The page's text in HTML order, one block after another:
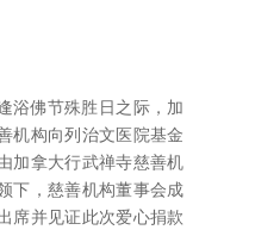
浴佛节殊胜日之际，加
机构向列治文医院基金
加拿大行武禅寺慈善机
下，慈善机构董事会成
席并见证此次爱心捐款